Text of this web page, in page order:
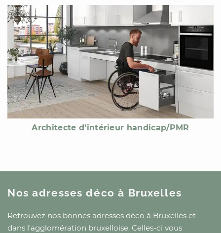
Architecte d'intérieur handicap/PMR
Nos adresses décoà Bruxelles
Retrouvez nos bonnes adresses déco à Bruxelles et
dans l'agglomération bruxelloise. Celles-ci vous